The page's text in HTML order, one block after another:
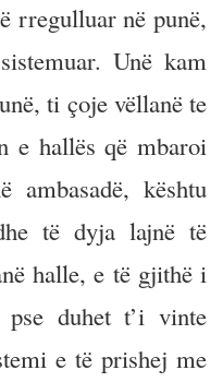
rregulluar në punë,
Unë kam
ti çoje vëllanë te
e hallës që mbaroi
ambasadë, kështu
të dyja lajnë të
halle, e të gjithë i
duhet t’i vinte
e të prishej me